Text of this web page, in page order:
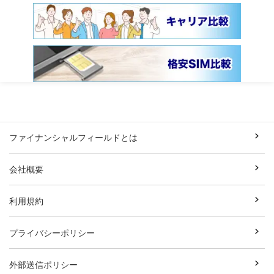
ファイナンシャルフィールドとは
会社概要
利用規約
プライバシーポリシー
外部送信ポリシー